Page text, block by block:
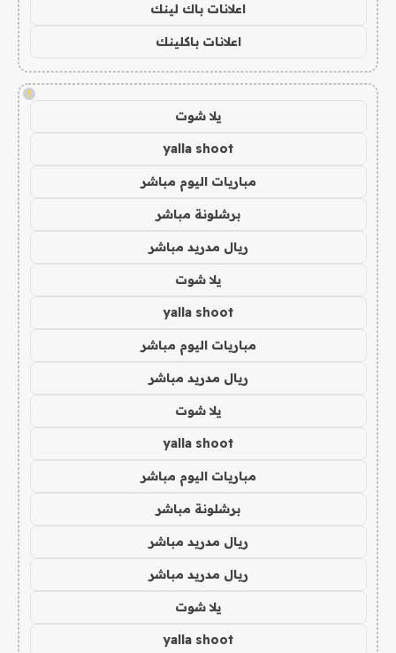
اعلانات باك لينك
اعلانات باكلينك
!
يلا شوت
yalla shoot
مباريات اليوم مباشر
برشلونة مباشر
ريال مدريد مباشر
يلا شوت
yalla shoot
مباريات اليوم مباشر
ريال مدريد مباشر
يلا شوت
yalla shoot
مباريات اليوم مباشر
برشلونة مباشر
ريال مدريد مباشر
ريال مدريد مباشر
يلا شوت
yalla shoot